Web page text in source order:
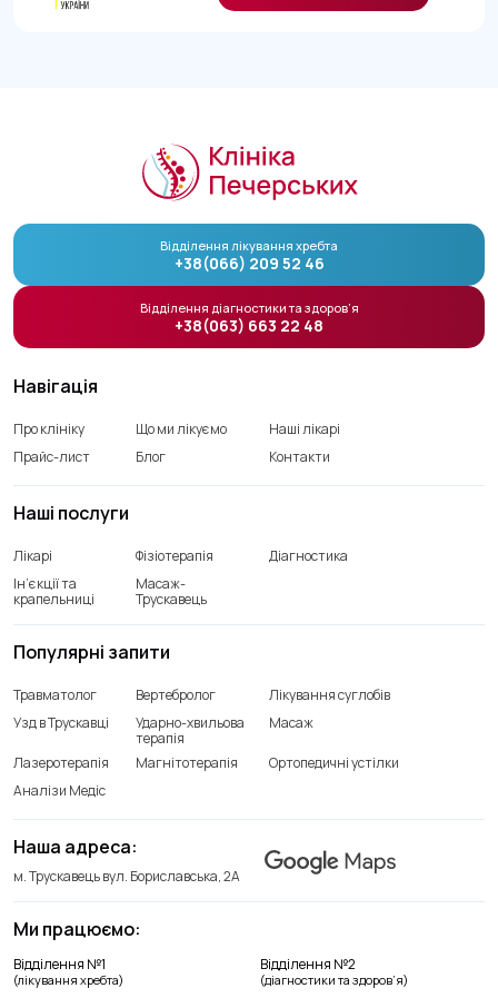
Навігація
Про клініку Що ми лікуємо
Наші лікарі
Прайс-лист
Блог Контакти
Наші послуги
Лікарі Фізіотерапія
Діагностика
Ін’єкції та
крапельниці
Масаж-
Трускавець
Ми працюємо:
Відділення №1
(лікування хребта)
Відділення №2
(діагностики та здоров’я)
Наша адреса:
м. Трускавець вул. Бориславська, 2А
Популярні запити
Травматолог Вертебролог
Лікування суглобів
Узд в Трускавці
Ударно-хвильова
терапія
Масаж
Лазеротерапія Магнітотерапія
Ортопедичні устілки
Аналізи Медіс
Відділення лікування хребта
+38(066) 209 52 46
Відділення діагностики та здоров’я
+38(063) 663 22 48
+38(066) 209 52 46